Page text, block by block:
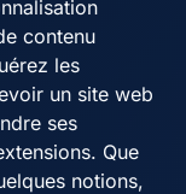
contenu
les
un site web
ses
Que
notions,